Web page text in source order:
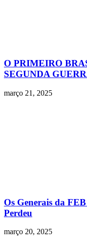
O PRIMEIRO
SEGUNDA
março 21, 2025
Os Generais da
Perdeu
março 20, 2025